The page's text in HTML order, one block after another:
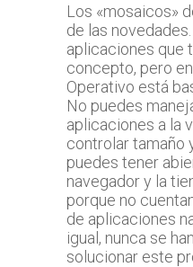
Los «mosaicos»
de las
aplicaciones que
concepto, pero
Operativo está
No puedes
aplicaciones a la
controlar tamaño
puedes tener
navegador y la
porque no
de aplicaciones
igual, nunca se
solucionar este